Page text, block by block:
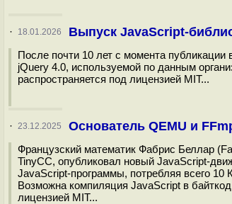
· 18.01.2026 Выпуск JavaScript-
После почти 10 лет с момента публикации
jQuery 4.0, используемой по данным
распространяется под лицензией MIT...
· 23.12.2025 Основатель QEMU и
Французский математик Фабрис Беллар
TinyCC, опубликовал новый JavaScript-
JavaScript-программы, потребляя всего
Возможна компиляция JavaScript в
лицензией MIT...